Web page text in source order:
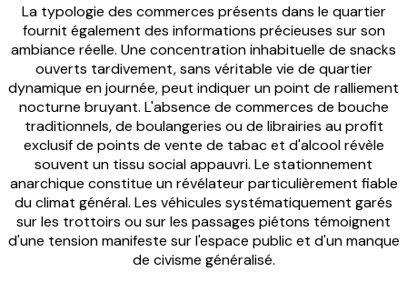
La typologie des commerces présents dans le quartier
fournit également des informations précieuses sur son
ambiance réelle. Une concentration inhabituelle de snacks
ouverts tardivement, sans véritable vie de quartier
dynamique en journée, peut indiquer un point de ralliement
nocturne bruyant. L'absence de commerces de bouche
traditionnels, de boulangeries ou de librairies au profit
exclusif de points de vente de tabac et d'alcool révèle
souvent un tissu social appauvri. Le stationnement
anarchique constitue un révélateur particulièrement fiable
du climat général. Les véhicules systématiquement garés
sur les trottoirs ou sur les passages piétons témoignent
d'une tension manifeste sur l'espace public et d'un manque
de civisme généralisé.